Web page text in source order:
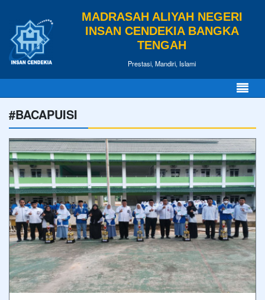
MADRASAH ALIYAH NEGERI
INSAN CENDEKIA BANGKA
TENGAH
Prestasi, Mandiri, Islami
#BACAPUISI